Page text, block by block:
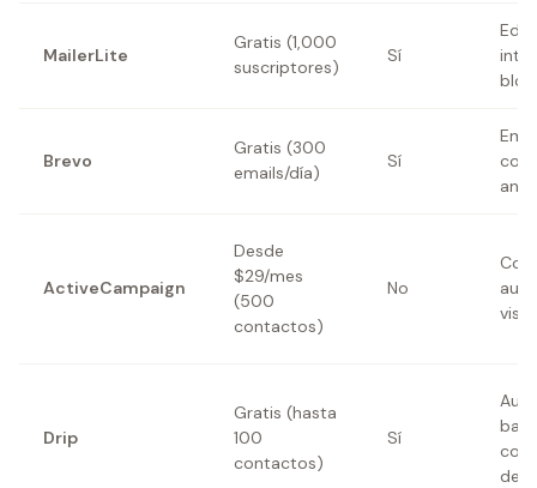
MailerLite
Gratis (1,000
suscriptores)
Sí
Brevo
Gratis (300
emails/día)
Sí
con
ActiveCampaign
Desde
$29/mes
(500
contactos)
No
Drip
Gratis (hasta
100
contactos)
Sí
de